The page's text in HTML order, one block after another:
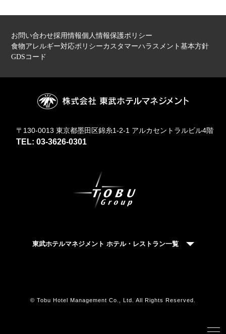
お問い合わせ採用情報個人情報保護ポリシー
食物アレルギー対応ポリシーカスタマーハラスメント基本方針
GDSコード
〒130-0013 東京都墨田区錦糸1-2-1 アルカセントラルビル4階
TEL: 03-3626-0301
東武ホテルマネジメント ホテル・レストラン一覧
© Tobu Hotel Management Co., Ltd. All Rights Reserved.